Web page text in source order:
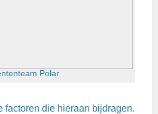
Polar
factoren die hieraan bijdragen.